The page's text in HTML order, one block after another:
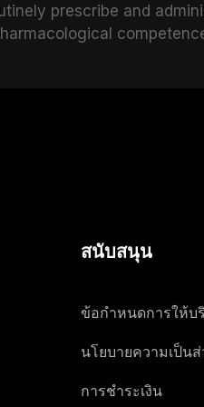
including bone
protocols.
prescribe and
สนับสนุน
ข้อกำหนดการให้บ
นโยบายความเป็น
การชำระเงิน